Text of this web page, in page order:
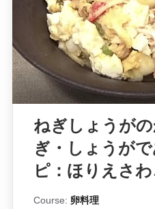
ねぎしょうが
ぎ・しょうが
ピ：ほりえさわ
Course: 卵料理